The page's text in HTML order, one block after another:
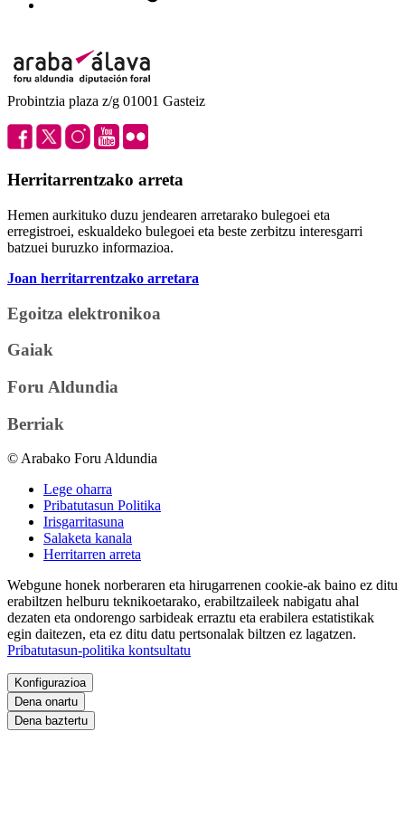
Probintzia plaza z/g 01001 Gasteiz
Herritarrentzako arreta
Hemen aurkituko duzu jendearen arretarako bulegoei eta
erregistroei, eskualdeko bulegoei eta beste zerbitzu interesgarri
batzuei buruzko informazioa.
Joan herritarrentzako arretara
Egoitza elektronikoa
Gaiak
Foru Aldundia
Berriak
© Arabako Foru Aldundia
Lege oharra
Pribatutasun Politika
Irisgarritasuna
Salaketa kanala
Herritarren arreta
Webgune honek norberaren eta hirugarrenen cookie-ak baino ez ditu
erabiltzen helburu teknikoetarako, erabiltzaileek nabigatu ahal
dezaten eta ondorengo sarbideak erraztu eta erabilera estatistikak
egin daitezen, eta ez ditu datu pertsonalak biltzen ez lagatzen.
Pribatutasun-politika kontsultatu
Konfigurazioa
Dena onartu
Dena baztertu